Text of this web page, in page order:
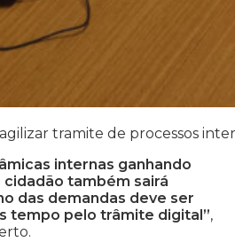
tramite de processos
internas ganhando
também sairá
das demandas deve ser
tempo pelo trâmite digital”,